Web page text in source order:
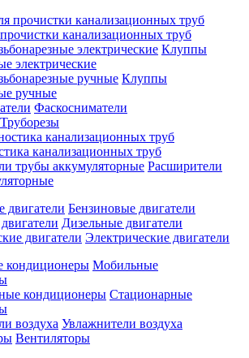
канализационных труб
Клуппы
электрические
Клуппы
ручные
Фаскосниматели
Труборезы
канализационных труб
Расширители
Бензиновые двигатели
Дизельные двигатели
Электрические двигатели
Мобильные
Стационарные
Увлажнители воздуха
Вентиляторы